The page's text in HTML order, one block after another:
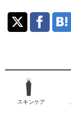
スキンケア